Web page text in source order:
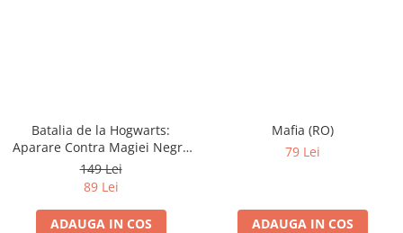
Batalia de la Hogwarts:
Aparare Contra Magiei Negre
(RO)
149 Lei
89 Lei
ADAUGA IN COS
Mafia (RO)
79 Lei
ADAUGA IN COS